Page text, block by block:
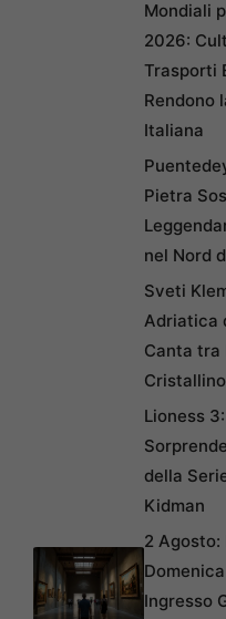
Mondiali
2026:
Trasporti
Rendono
Italiana
Pietra
nel Nord
Sveti
Adriatica
Canta tra
Cristallino
Lioness
della
Kidman
2 Agosto:
Ingresso